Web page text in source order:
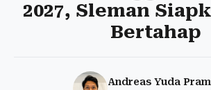
2027, Sleman
Bertahap
Andreas Yuda